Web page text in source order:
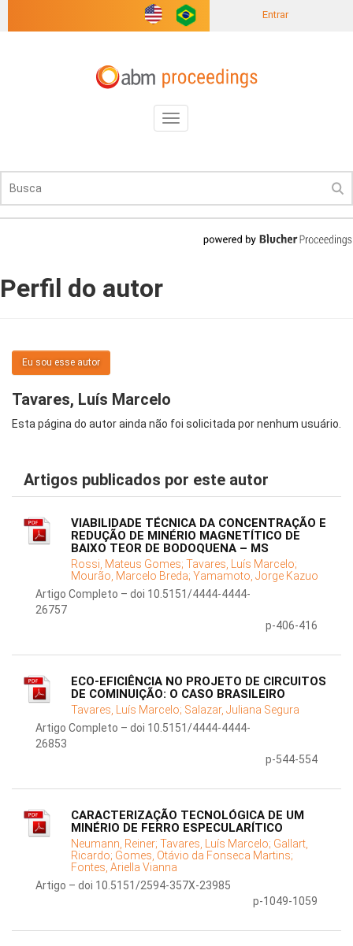
Entrar
Toggle
navigation
Perfil do autor
Eu sou esse autor
Tavares, Luís Marcelo
Esta página do autor ainda não foi solicitada por nenhum usuário.
Artigos publicados por este autor
VIABILIDADE TÉCNICA DA CONCENTRAÇÃO E
REDUÇÃO DE MINÉRIO MAGNETÍTICO DE
BAIXO TEOR DE BODOQUENA – MS
Rossi, Mateus Gomes; Tavares, Luís Marcelo;
Mourão, Marcelo Breda; Yamamoto, Jorge Kazuo
Artigo Completo – doi 10.5151/4444-4444-
26757
p-406-416
ECO-EFICIÊNCIA NO PROJETO DE CIRCUITOS
DE COMINUIÇÃO: O CASO BRASILEIRO
Tavares, Luís Marcelo; Salazar, Juliana Segura
Artigo Completo – doi 10.5151/4444-4444-
26853
p-544-554
CARACTERIZAÇÃO TECNOLÓGICA DE UM
MINÉRIO DE FERRO ESPECULARÍTICO
Neumann, Reiner; Tavares, Luís Marcelo; Gallart,
Ricardo; Gomes, Otávio da Fonseca Martins;
Fontes, Ariella Vianna
Artigo – doi 10.5151/2594-357X-23985
p-1049-1059